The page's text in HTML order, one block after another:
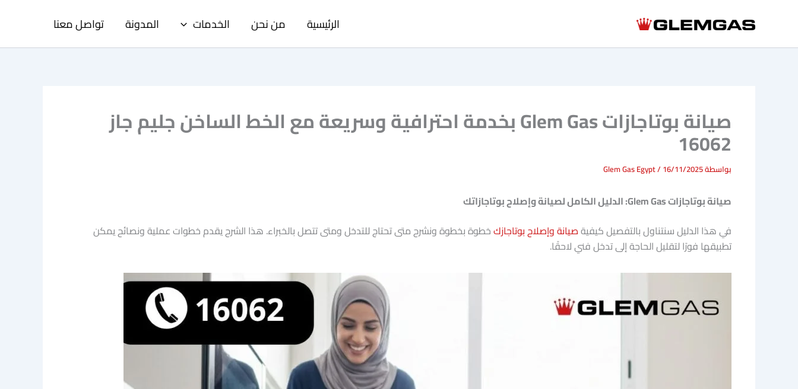
الرئيسية من نحن الخدمات المدونة تواصل معنا
صيانة بوتاجازات Glem Gas بخدمة احترافية وسريعة مع الخط الساخن جليم جاز
16062
بواسطة Glem Gas Egypt/ 16/11/2025
صيانة بوتاجازات Glem Gas: الدليل الكامل لصيانة وإصلاح بوتاجازاتك
في هذا الدليل سنتناول بالتفصيل كيفيةصيانة وإصلاح بوتاجازكخطوة بخطوة ونشرح متى تحتاج للتدخل ومتى تتصل بالخبراء. هذا الشرح يقدم خطوات عملية ونصائح يمكن
تطبيقها فورًا لتقليل الحاجة إلى تدخل فني لاحقًا.